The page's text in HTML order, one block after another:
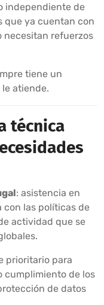
independiente de
que ya cuentan con
necesitan refuerzos
tiene un
atiende.
técnica
: asistencia en
con las políticas de
actividad que se
prioritario para
cumplimiento de los
de datos